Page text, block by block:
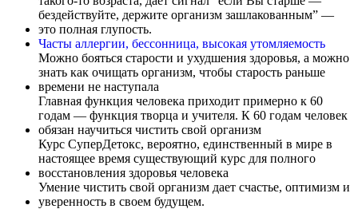
бездействуйте, держите организм зашлакованным” —
это полная глупость.
Часты аллергии, бессонница, высокая утомляемость
Можно бояться старости и ухудшения здоровья, а можно
знать как очищать организм, чтобы старость раньше
времени не наступала
Главная функция человека приходит примерно к 60
годам — функция творца и учителя. К 60 годам человек
обязан научиться чистить свой организм
Курс СуперДетокс, вероятно, единственный в мире в
настоящее время существующий курс для полного
восстановления здоровья человека
Умение чистить свой организм дает счастье, оптимизм и
уверенность в своем будущем.